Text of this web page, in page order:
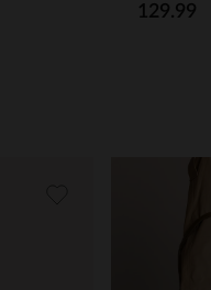
129.99